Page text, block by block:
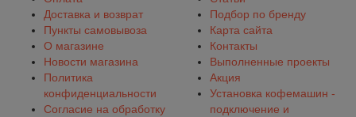
Доставка и возврат
Пункты самовывоза
О магазине
Новости магазина
Политика
конфиденциальности
Согласие на обработку
Подбор по бренду
Карта сайта
Контакты
Выполненные проекты
Акция
Установка кофемашин -
подключение и